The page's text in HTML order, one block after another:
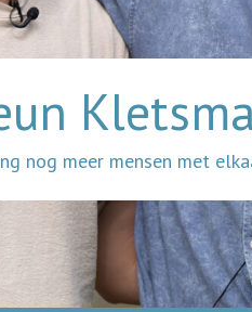
nog meer mensen met